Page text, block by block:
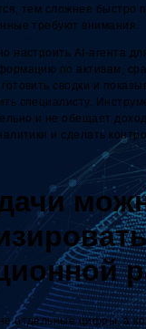
тем сложнее быстро
требуют внимания.
настроить AI-агента
по активам,
сводки и
специалисту.
и не обещает
и сделать
отдельные цифры, а